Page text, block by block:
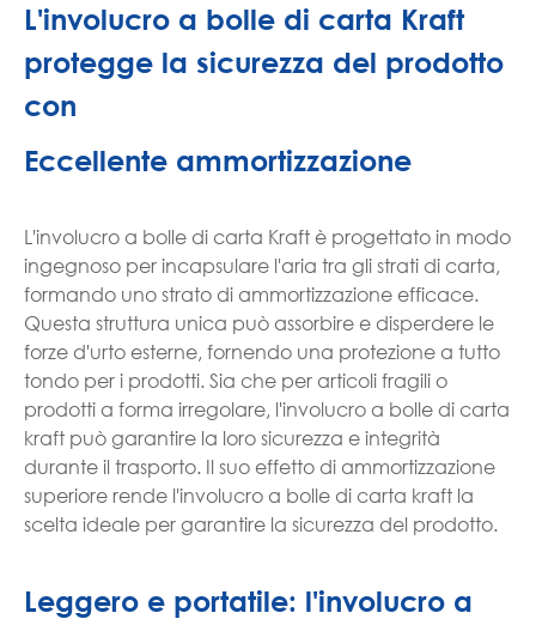
L'involucro a bolle di carta Kraft
protegge la sicurezza del prodotto
con
Eccellente ammortizzazione
L'involucro a bolle di carta Kraft è progettato in modo
ingegnoso per incapsulare l'aria tra gli strati di carta,
formando uno strato di ammortizzazione efficace.
Questa struttura unica può assorbire e disperdere le
forze d'urto esterne, fornendo una protezione a tutto
tondo per i prodotti. Sia che per articoli fragili o
prodotti a forma irregolare, l'involucro a bolle di carta
kraft può garantire la loro sicurezza e integrità
durante il trasporto. Il suo effetto di ammortizzazione
superiore rende l'involucro a bolle di carta kraft la
scelta ideale per garantire la sicurezza del prodotto.
Leggero e portatile: l'involucro a